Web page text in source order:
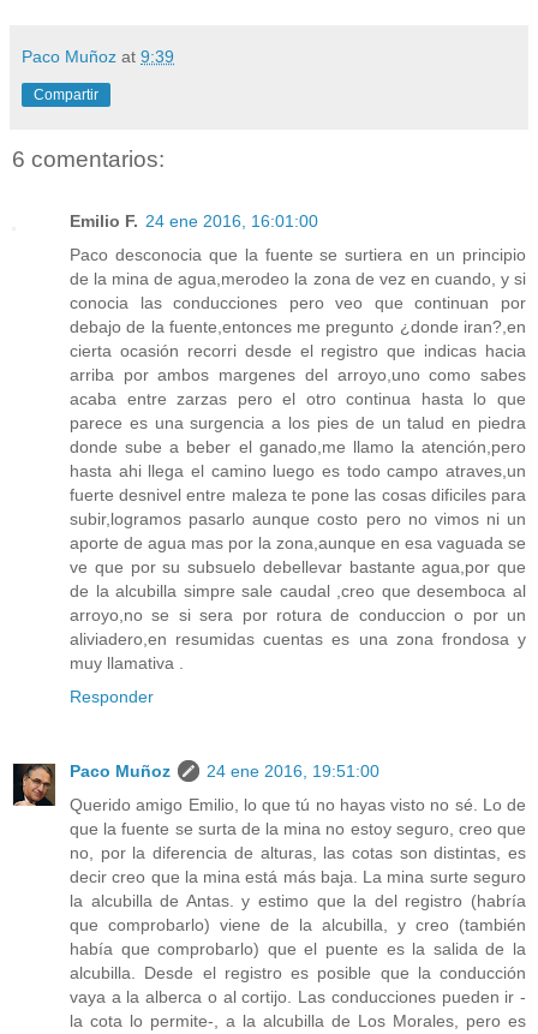
Paco Muñoz at 9:39
Compartir
6 comentarios:
Emilio F. 24 ene 2016, 16:01:00
Paco desconocia que la fuente se surtiera en un principio
de la mina de agua,merodeo la zona de vez en cuando, y si
conocia las conducciones pero veo que continuan por
debajo de la fuente,entonces me pregunto ¿donde iran?,en
cierta ocasión recorri desde el registro que indicas hacia
arriba por ambos margenes del arroyo,uno como sabes
acaba entre zarzas pero el otro continua hasta lo que
parece es una surgencia a los pies de un talud en piedra
donde sube a beber el ganado,me llamo la atención,pero
hasta ahi llega el camino luego es todo campo atraves,un
fuerte desnivel entre maleza te pone las cosas dificiles para
subir,logramos pasarlo aunque costo pero no vimos ni un
aporte de agua mas por la zona,aunque en esa vaguada se
ve que por su subsuelo debellevar bastante agua,por que
de la alcubilla simpre sale caudal ,creo que desemboca al
arroyo,no se si sera por rotura de conduccion o por un
aliviadero,en resumidas cuentas es una zona frondosa y
muy llamativa .
Responder
Paco Muñoz
24 ene 2016, 19:51:00
Querido amigo Emilio, lo que tú no hayas visto no sé. Lo de
que la fuente se surta de la mina no estoy seguro, creo que
no, por la diferencia de alturas, las cotas son distintas, es
decir creo que la mina está más baja. La mina surte seguro
la alcubilla de Antas. y estimo que la del registro (habría
que comprobarlo) viene de la alcubilla, y creo (también
había que comprobarlo) que el puente es la salida de la
alcubilla. Desde el registro es posible que la conducción
vaya a la alberca o al cortijo. Las conducciones pueden ir -
la cota lo permite-, a la alcubilla de Los Morales, pero es